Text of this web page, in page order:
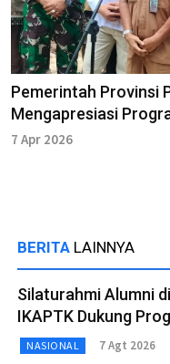
Pemerintah Provinsi
Mengapresiasi
7 Apr 2026
BERITA LAINNYA
Silaturahmi Alumni
IKAPTK Dukung
NASIONAL 7 Agt 2026